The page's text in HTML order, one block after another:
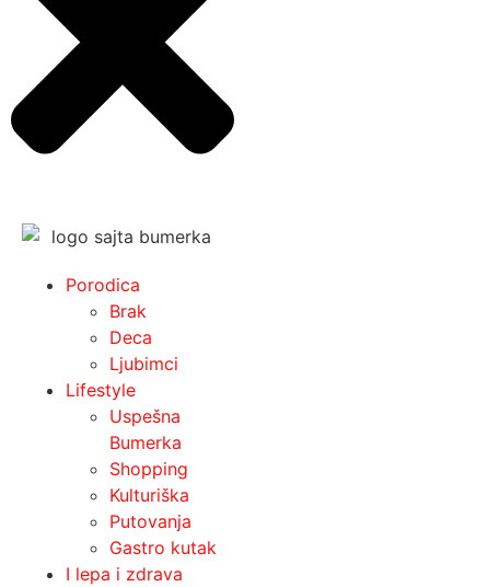
Porodica
Brak
Deca
Ljubimci
Lifestyle
Uspešna
Bumerka
Shopping
Kulturiška
Putovanja
Gastro kutak
I lepa i zdrava